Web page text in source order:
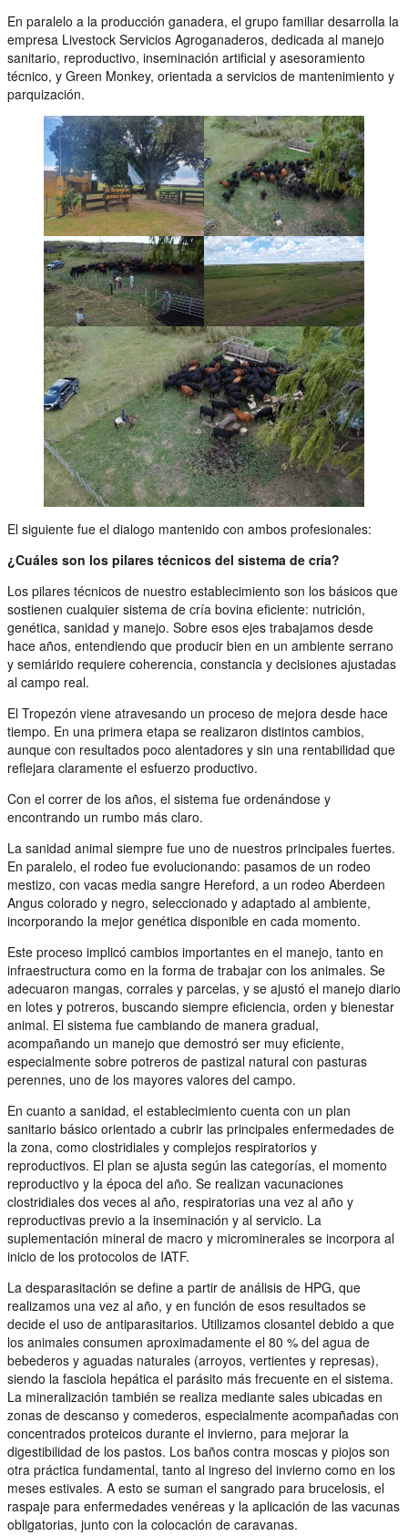
En paralelo a la producción ganadera, el grupo familiar desarrolla la
empresa Livestock Servicios Agroganaderos, dedicada al manejo
sanitario, reproductivo, inseminación artificial y asesoramiento
técnico, y Green Monkey, orientada a servicios de mantenimiento y
parquización.
El siguiente fue el dialogo mantenido con ambos profesionales:
¿Cuáles son los pilares técnicos del sistema de cría?
Los pilares técnicos de nuestro establecimiento son los básicos que
sostienen cualquier sistema de cría bovina eficiente: nutrición,
genética, sanidad y manejo. Sobre esos ejes trabajamos desde
hace años, entendiendo que producir bien en un ambiente serrano
y semiárido requiere coherencia, constancia y decisiones ajustadas
al campo real.
El Tropezón viene atravesando un proceso de mejora desde hace
tiempo. En una primera etapa se realizaron distintos cambios,
aunque con resultados poco alentadores y sin una rentabilidad que
reflejara claramente el esfuerzo productivo.
Con el correr de los años, el sistema fue ordenándose y
encontrando un rumbo más claro.
La sanidad animal siempre fue uno de nuestros principales fuertes.
En paralelo, el rodeo fue evolucionando: pasamos de un rodeo
mestizo, con vacas media sangre Hereford, a un rodeo Aberdeen
Angus colorado y negro, seleccionado y adaptado al ambiente,
incorporando la mejor genética disponible en cada momento.
Este proceso implicó cambios importantes en el manejo, tanto en
infraestructura como en la forma de trabajar con los animales. Se
adecuaron mangas, corrales y parcelas, y se ajustó el manejo diario
en lotes y potreros, buscando siempre eficiencia, orden y bienestar
animal. El sistema fue cambiando de manera gradual,
acompañando un manejo que demostró ser muy eficiente,
especialmente sobre potreros de pastizal natural con pasturas
perennes, uno de los mayores valores del campo.
En cuanto a sanidad, el establecimiento cuenta con un plan
sanitario básico orientado a cubrir las principales enfermedades de
la zona, como clostridiales y complejos respiratorios y
reproductivos. El plan se ajusta según las categorías, el momento
reproductivo y la época del año. Se realizan vacunaciones
clostridiales dos veces al año, respiratorias una vez al año y
reproductivas previo a la inseminación y al servicio. La
suplementación mineral de macro y microminerales se incorpora al
inicio de los protocolos de IATF.
La desparasitación se define a partir de análisis de HPG, que
realizamos una vez al año, y en función de esos resultados se
decide el uso de antiparasitarios. Utilizamos closantel debido a que
los animales consumen aproximadamente el 80 % del agua de
bebederos y aguadas naturales (arroyos, vertientes y represas),
siendo la fasciola hepática el parásito más frecuente en el sistema.
La mineralización también se realiza mediante sales ubicadas en
zonas de descanso y comederos, especialmente acompañadas con
concentrados proteicos durante el invierno, para mejorar la
digestibilidad de los pastos. Los baños contra moscas y piojos son
otra práctica fundamental, tanto al ingreso del invierno como en los
meses estivales. A esto se suman el sangrado para brucelosis, el
raspaje para enfermedades venéreas y la aplicación de las vacunas
obligatorias, junto con la colocación de caravanas.